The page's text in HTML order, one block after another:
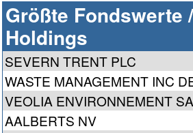
Größte Fondswerte
Holdings
SEVERN TRENT PLC
WASTE MANAGEMENT INC
VEOLIA ENVIRONNEMENT SA
AALBERTS NV